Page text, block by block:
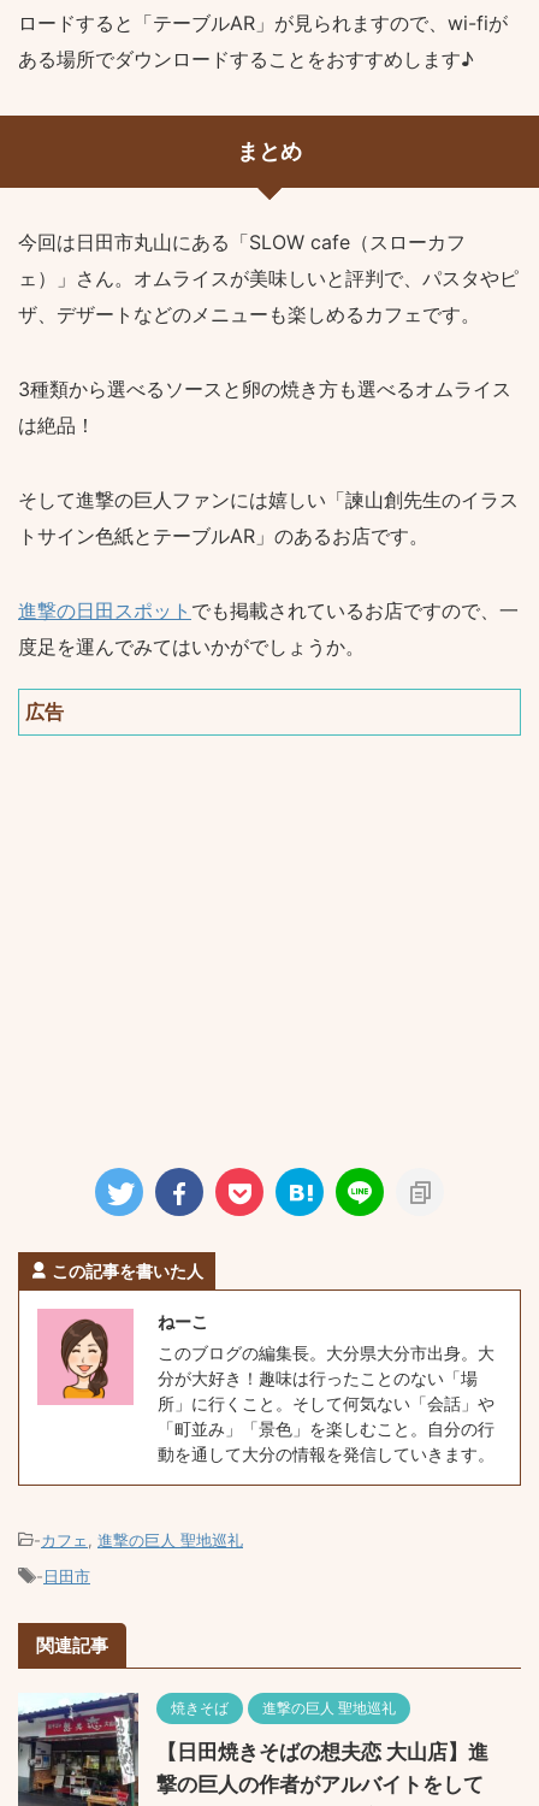
ロードすると「テーブルAR」が見られますので、wi-fiが
ある場所でダウンロードすることをおすすめします♪
まとめ
今回は日田市丸山にある「SLOW cafe（スローカフ
ェ）」さん。オムライスが美味しいと評判で、パスタやピ
ザ、デザートなどのメニューも楽しめるカフェです。
3種類から選べるソースと卵の焼き方も選べるオムライス
は絶品！
そして進撃の巨人ファンには嬉しい「諫山創先生のイラス
トサイン色紙とテーブルAR」のあるお店です。
進撃の日田スポット でも掲載されているお店ですので、一
度足を運んでみてはいかがでしょうか。
広告
この記事を書いた人
ねーこ
このブログの編集長。大分県大分市出身。大
分が大好き！趣味は行ったことのない「場
所」に行くこと。そして何気ない「会話」や
「町並み」「景色」を楽しむこと。自分の行
動を通して大分の情報を発信していきます。
-カフェ
進撃の巨人 聖地巡礼
-日田市
関連記事
焼きそば 進撃の巨人 聖地巡礼
【日田焼きそばの想夫恋 大山店】進
撃の巨人の作者がアルバイトをして